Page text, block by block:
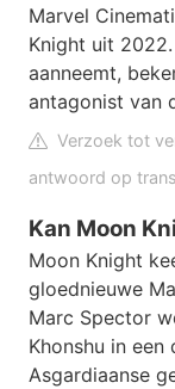
Marvel
Knight uit
aanneemt,
antagonist van
Verzoek tot
antwoord op
Kan Moon
Moon Knight
gloednieuwe
Marc Spector
Khonshu in
Asgardiaanse